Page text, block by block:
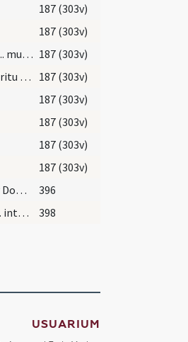
187 (303v)
187 (303v)
Deus qui iustis supplicationibus ... muneris portionem. 187 (303v)
Oremus fratres carissimi pro spiritu cari nostri ill. quem Dominus de laqueo ... resuscitari faciat.
187 (303v)
187 (303v)
187 (303v)
187 (303v)
187 (303v)
Domine Deus omnipotens Pater Domini nostri Iesu Christi qui dignatus es hunc famulum tuum ab errore et mendacio haeretice ... Spiritu timoris tui ut in nomine Domini nostri Iesu Christi signo crucis signetur in vitam aeternam.
396
Deus qui humiliatione flecteris ... intacta decernas. 398
USUARIUM